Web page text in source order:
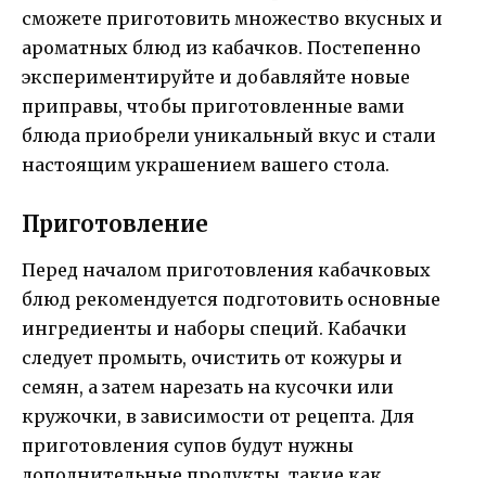
сможете приготовить множество вкусных и
ароматных блюд из кабачков. Постепенно
экспериментируйте и добавляйте новые
приправы, чтобы приготовленные вами
блюда приобрели уникальный вкус и стали
настоящим украшением вашего стола.
Приготовление
Перед началом приготовления кабачковых
блюд рекомендуется подготовить основные
ингредиенты и наборы специй. Кабачки
следует промыть, очистить от кожуры и
семян, а затем нарезать на кусочки или
кружочки, в зависимости от рецепта. Для
приготовления супов будут нужны